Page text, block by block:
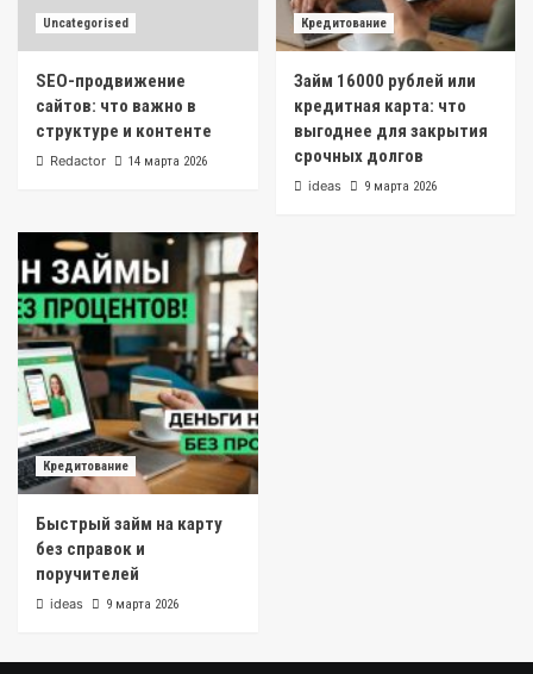
Uncategorised
SEO-продвижение
сайтов: что важно в
структуре и контенте
Redactor 14 марта 2026
Кредитование
Займ 16000 рублей или
кредитная карта: что
выгоднее для закрытия
срочных долгов
ideas 9 марта 2026
Кредитование
Быстрый займ на карту
без справок и
поручителей
ideas 9 марта 2026